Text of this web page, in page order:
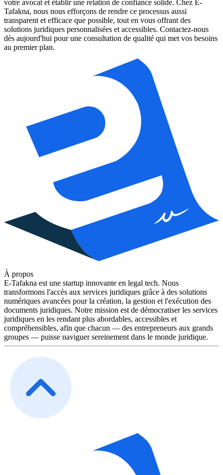
votre avocat et établir une relation de confiance solide. Chez E-
Tafakna, nous nous efforçons de rendre ce processus aussi
transparent et efficace que possible, tout en vous offrant des
solutions juridiques personnalisées et accessibles. Contactez-nous
dès aujourd'hui pour une consultation de qualité qui met vos besoins
au premier plan.
À propos
E-Tafakna est une startup innovante en legal tech. Nous
transformons l'accès aux services juridiques grâce à des solutions
numériques avancées pour la création, la gestion et l'exécution des
documents juridiques. Notre mission est de démocratiser les services
juridiques en les rendant plus abordables, accessibles et
compréhensibles, afin que chacun — des entrepreneurs aux grands
groupes — puisse naviguer sereinement dans le monde juridique.